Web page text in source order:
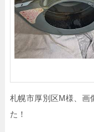
札幌市厚別区M様、画
た！